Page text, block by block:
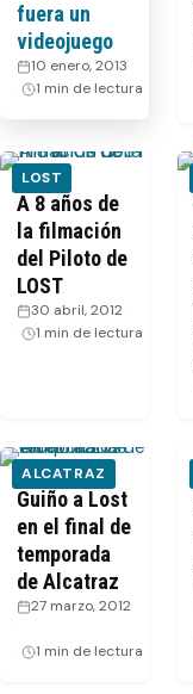
Videos
Webisodios
fuera un
videojuego
10 enero, 2013
1 min de lectura
LOST
A 8 años de
la filmación
del Piloto de
LOST
30 abril, 2012
1 min de lectura
ALCATRAZ
Guiño a Lost
en el final de
temporada
de Alcatraz
27 marzo, 2012
1 min de lectura